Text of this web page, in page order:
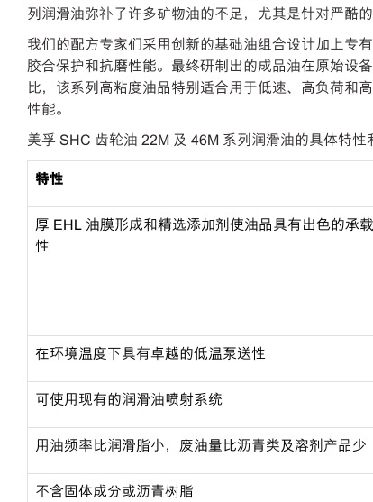
列润滑油弥补了许多矿物油的不足，尤其是针对严酷
我们的配方专家们采用创新的基础油组合设计加上专
胶合保护和抗磨性能。最终研制出的成品油在原始设
比，该系列高粘度油品特别适合用于低速、高负荷和
性能。
美孚 SHC 齿轮油 22M 及 46M 系列润滑油的具体特性
特性
厚 EHL 油膜形成和精选添加剂使油品具有出色的承
性
在环境温度下具有卓越的低温泵送性
可使用现有的润滑油喷射系统
用油频率比润滑脂小，废油量比沥青类及溶剂产品少
不含固体成分或沥青树脂